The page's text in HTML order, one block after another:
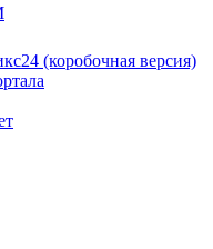
(коробочная версия)